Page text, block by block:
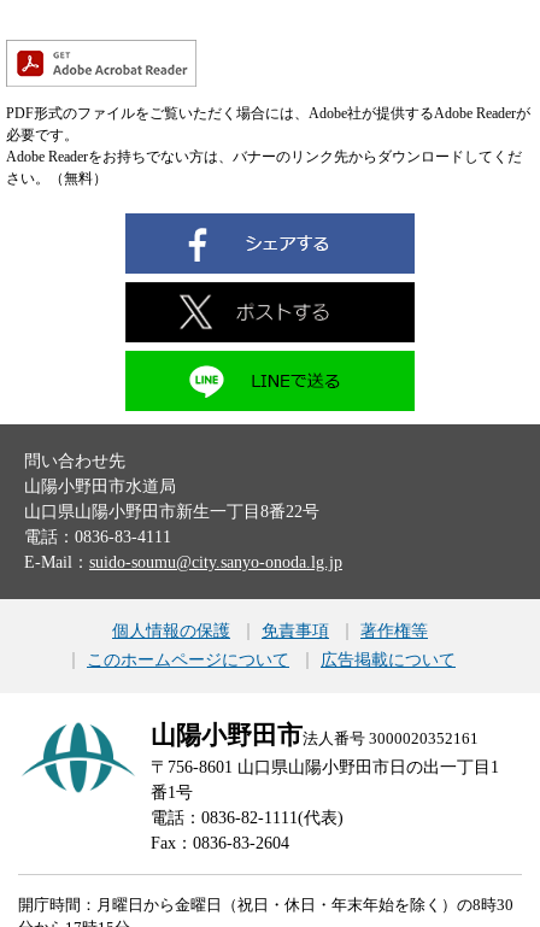
PDF形式のファイルをご覧いただく場合には、Adobe社が提供するAdobe Readerが
必要です。
Adobe Readerをお持ちでない方は、バナーのリンク先からダウンロードしてくだ
さい。（無料）
問い合わせ先
山陽小野田市水道局
山口県山陽小野田市新生一丁目8番22号
電話：0836-83-4111
E-Mail： suido-soumu@city.sanyo-onoda.lg.jp
個人情報の保護 免責事項
著作権等
このホームページについて
広告掲載について
山陽小野田市法人番号 3000020352161
〒756-8601 山口県山陽小野田市日の出一丁目1
番1号
電話：0836-82-1111(代表)
Fax：0836-83-2604
開庁時間：月曜日から金曜日（祝日・休日・年末年始を除く）の8時30